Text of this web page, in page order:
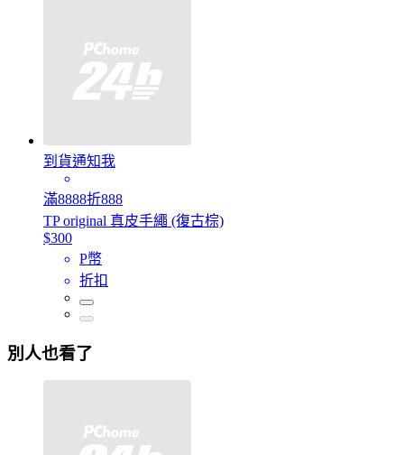
到貨通知我
滿8888折888
TP original 真皮手繩 (復古棕)
$300
P幣
折扣
別人也看了